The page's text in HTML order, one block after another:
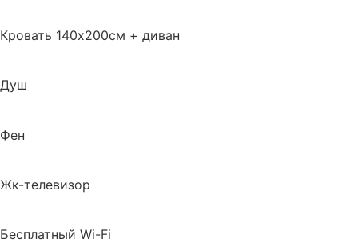
Кровать 140х200см + диван
Душ
Фен
Жк-телевизор
Бесплатный Wi-Fi